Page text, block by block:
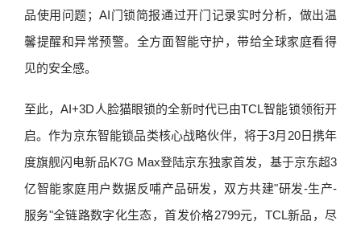
品使用问题；AI门锁简报通过开门记录实时分析，做出温
馨提醒和异常预警。全方面智能守护，带给全球家庭看得
见的安全感。
至此，AI+3D人脸猫眼锁的全新时代已由TCL智能锁领衔开
启。作为京东智能锁品类核心战略伙伴，将于3月20日携年
度旗舰闪电新品K7G Max登陆京东独家首发，基于京东超3
亿智能家庭用户数据反哺产品研发，双方共建"研发-生产-
服务"全链路数字化生态，首发价格2799元，TCL新品，尽